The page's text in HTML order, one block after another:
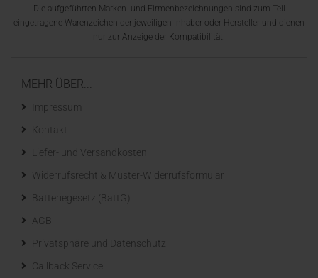
Die aufgeführten Marken- und Firmenbezeichnungen sind zum Teil
eingetragene Warenzeichen der jeweiligen Inhaber oder Hersteller und dienen
nur zur Anzeige der Kompatibilität.
MEHR ÜBER...
Impressum
Kontakt
Liefer- und Versandkosten
Widerrufsrecht & Muster-Widerrufsformular
Batteriegesetz (BattG)
AGB
Privatsphäre und Datenschutz
Callback Service